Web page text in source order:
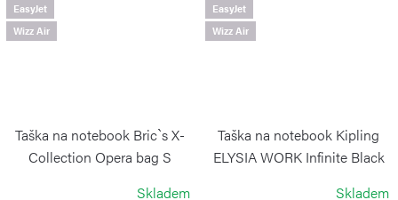
EasyJet
Wizz Air
Taška na notebook Bric`s X-
Collection Opera bag S
Skladem
EasyJet
Wizz Air
Taška na notebook Kipling
ELYSIA WORK Infinite Black
Skladem